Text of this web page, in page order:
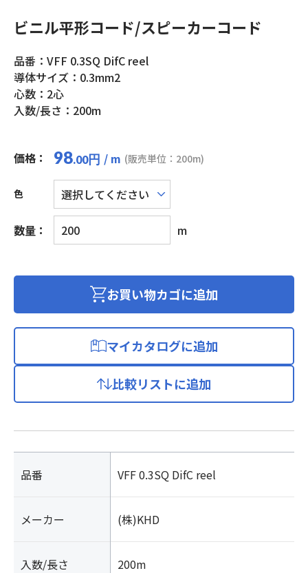
ビニル平形コード/スピーカーコード
品番：VFF 0.3SQ DifC reel
導体サイズ：0.3mm2
心数：2心
入数/長さ：200m
価格： 98.00円 / m (販売単位：200m)
色
数量：
ビ
ニ
平
ピ
カ
ー
ド
m
お買い物カゴに追加
マイカタログに追加
比較リストに追加
品番 VFF 0.3SQ DifC reel
メーカー (株)KHD
入数/長さ 200m